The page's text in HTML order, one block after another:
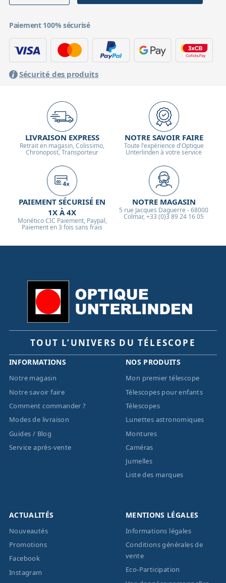
Paiement 100% sécurisé
Sécurité des produits
LIVRAISON EXPRESS
Retrait en magasin, Colissimo,
Chronopost, Transporteur
NOTRE SAVOIR FAIRE
Toute l'expérience d'Optique
Unterlinden à votre service
PAIEMENT SÉCURISÉ EN
1X À 4X
Monético CIC Paiement, Paypal,
Paiement en 3 fois sans frais
NOTRE MAGASIN
5 rue Jacques Daguerre - 68000
Colmar, +33 (0)3 89 24 16 05
TOUT L’UNIVERS DU TÉLESCOPE
INFORMATIONS
Notre magasin
Notre savoir faire
Comment commander ?
Modes de livraison
Guides / Blog
Service après-vente
NOS PRODUITS
Mon premier télescope
Télescopes pour enfants
Télescopes
Lunettes astronomiques
Montures
Caméras
Jumelles
Liste des marques
ACTUALITÉS
Nouveautés
Promotions
Facebook
Instagram
MENTIONS LÉGALES
Informations légales
Conditions générales de
vente
Eco-Participation